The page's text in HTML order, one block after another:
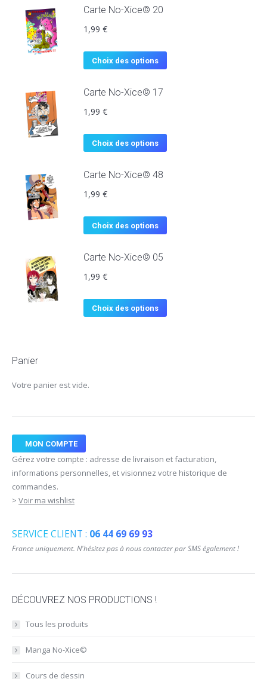
Carte No-Xice© 20
1,99 €
Choix des options
Carte No-Xice© 17
1,99 €
Choix des options
Carte No-Xice© 48
1,99 €
Choix des options
Carte No-Xice© 05
1,99 €
Choix des options
Panier
Votre panier est vide.
MON COMPTE
Gérez votre compte : adresse de livraison et facturation,
informations personnelles, et visionnez votre historique de
commandes.
> Voir ma wishlist
SERVICE CLIENT : 06 44 69 69 93
France uniquement. N'hésitez pas à nous contacter par SMS également !
DÉCOUVREZ NOS PRODUCTIONS !
Tous les produits
Manga No-Xice©
Cours de dessin